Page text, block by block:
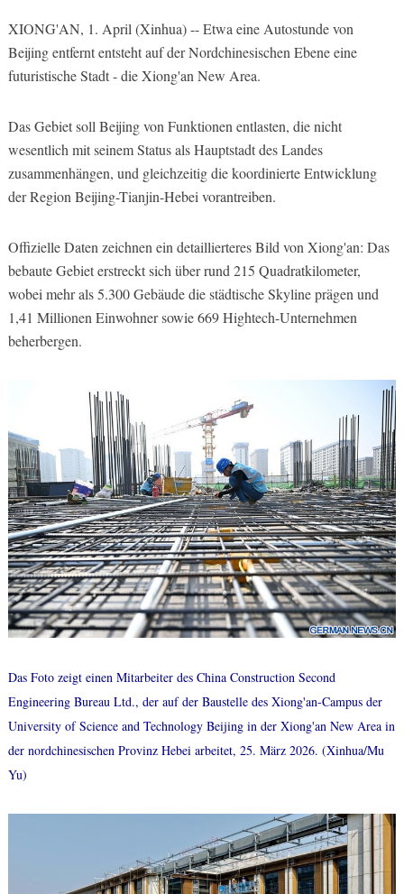
XIONG'AN, 1. April (Xinhua) -- Etwa eine Autostunde von
Beijing entfernt entsteht auf der Nordchinesischen Ebene eine
futuristische Stadt - die Xiong'an New Area.
Das Gebiet soll Beijing von Funktionen entlasten, die nicht
wesentlich mit seinem Status als Hauptstadt des Landes
zusammenhängen, und gleichzeitig die koordinierte Entwicklung
der Region Beijing-Tianjin-Hebei vorantreiben.
Offizielle Daten zeichnen ein detaillierteres Bild von Xiong'an: Das
bebaute Gebiet erstreckt sich über rund 215 Quadratkilometer,
wobei mehr als 5.300 Gebäude die städtische Skyline prägen und
1,41 Millionen Einwohner sowie 669 Hightech-Unternehmen
beherbergen.
Das Foto zeigt einen Mitarbeiter des China Construction Second
Engineering Bureau Ltd., der auf der Baustelle des Xiong'an-Campus der
University of Science and Technology Beijing in der Xiong'an New Area in
der nordchinesischen Provinz Hebei arbeitet, 25. März 2026. (Xinhua/Mu
Yu)